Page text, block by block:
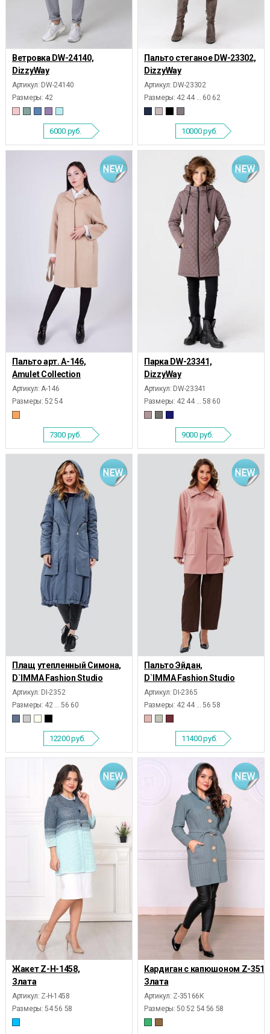
Ветровка DW-24140,
DizzyWay
Артикул: DW-24140
Размеры: 42
6000 руб.
Пальто стеганое DW-23302,
DizzyWay
Артикул: DW-23302
Размеры: 42 44 ... 60 62
10000руб.
Пальто арт. А-146,
Amulet Collection
Артикул: А-146
Размеры: 52 54
7300 руб.
Парка DW-23341,
DizzyWay
Артикул: DW-23341
Размеры: 42 44 ... 58 60
9000 руб.
Плащ утепленный Симона,
D`IMMA Fashion Studio
Артикул: DI-2352
Размеры: 42 ... 56 60
12200руб.
Пальто Эйдан,
D`IMMA Fashion Studio
Артикул: DI-2365
Размеры: 42 44 ... 56 58
11400руб.
Жакет Z-Н-1458,
Злата
Артикул: Z-Н-1458
Размеры: 54 56 58
Кардиган с капюшоном Z-
Злата
Артикул: Z-35166К
Размеры: 50 52 54 56 58